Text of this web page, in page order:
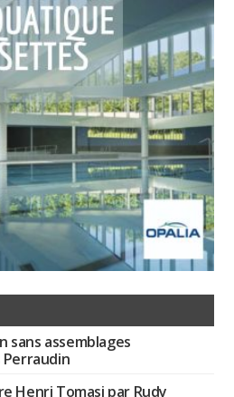
sans assemblages
Perraudin
Henri Tomasi par Rudy